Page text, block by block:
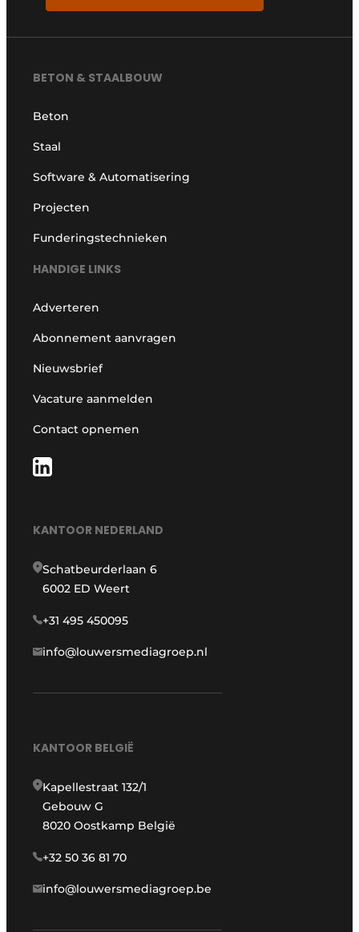
BETON & STAALBOUW
Beton
Staal
Software & Automatisering
Projecten
Funderingstechnieken
HANDIGE LINKS
Adverteren
Abonnement aanvragen
Nieuwsbrief
Vacature aanmelden
Contact opnemen
KANTOOR NEDERLAND
Schatbeurderlaan 6
6002 ED Weert
+31 495 450095
info@louwersmediagroep.nl
KANTOOR BELGIË
Kapellestraat 132/1
Gebouw G
8020 Oostkamp België
+32 50 36 81 70
info@louwersmediagroep.be